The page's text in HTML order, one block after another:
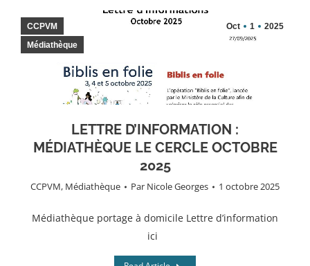
LETTRE D’INFORMATION :
MÉDIATHÈQUE LE CERCLE OCTOBRE
2025
CCPVM, Médiathèque Par Nicole Georges 1 octobre 2025
Oct 1 2025
CCPVM
Médiathèque
Médiathèque portage à domicile Lettre d’information
ici